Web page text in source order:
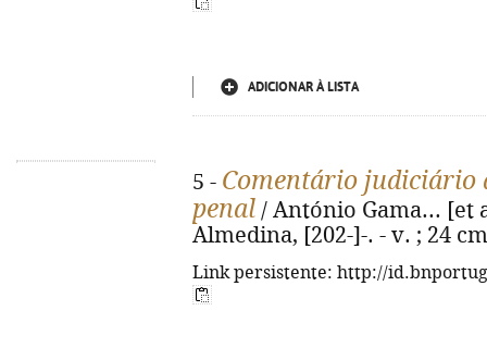
ADICIONAR À LISTA
5 - Comentário judiciário
penal / António Gama... [et
Almedina, [202-]-. - v. ; 24
Link persistente: http://